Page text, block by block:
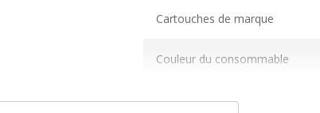
Cartouches de marque
Couleur du consommable